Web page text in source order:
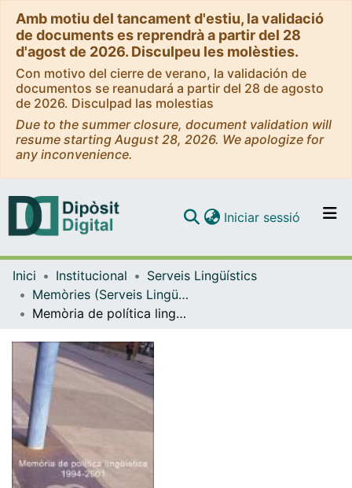
Amb motiu del tancament d'estiu, la validació
de documents es reprendrà a partir del 28
d'agost de 2026. Disculpeu les molèsties.
Con motivo del cierre de verano, la validación de
documentos se reanudará a partir del 28 de agosto
de 2026. Disculpad las molestias
Due to the summer closure, document validation will
resume starting August 28, 2026. We apologize for
any inconvenience.
Navega per tot el DD
Com publicar
Iniciar sessió (current)
Inici Institucional
Serveis Lingüístics
Memòries (Serveis Lingüístics)
Memòria de política lingüística 1994-2001